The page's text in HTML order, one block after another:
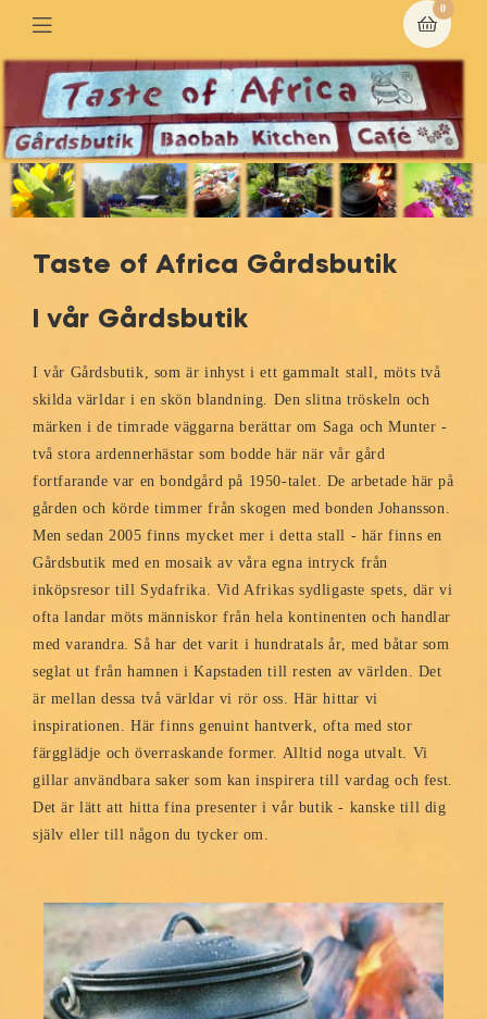
0
Taste of Africa Gårdsbutik
I vår Gårdsbutik
I vår Gårdsbutik, som är inhyst i ett gammalt stall, möts två
skilda världar i en skön blandning. Den slitna tröskeln och
märken i de timrade väggarna berättar om Saga och Munter -
två stora ardennerhästar som bodde här när vår gård
fortfarande var en bondgård på 1950-talet. De arbetade här på
gården och körde timmer från skogen med bonden Johansson.
Men sedan 2005 finns mycket mer i detta stall - här finns en
Gårdsbutik med en mosaik av våra egna intryck från
inköpsresor till Sydafrika. Vid Afrikas sydligaste spets, där vi
ofta landar möts människor från hela kontinenten och handlar
med varandra. Så har det varit i hundratals år, med båtar som
seglat ut från hamnen i Kapstaden till resten av världen. Det
är mellan dessa två världar vi rör oss. Här hittar vi
inspirationen. Här finns genuint hantverk, ofta med stor
färgglädje och överraskande former. Alltid noga utvalt. Vi
gillar användbara saker som kan inspirera till vardag och fest.
Det är lätt att hitta fina presenter i vår butik - kanske till dig
själv eller till någon du tycker om.